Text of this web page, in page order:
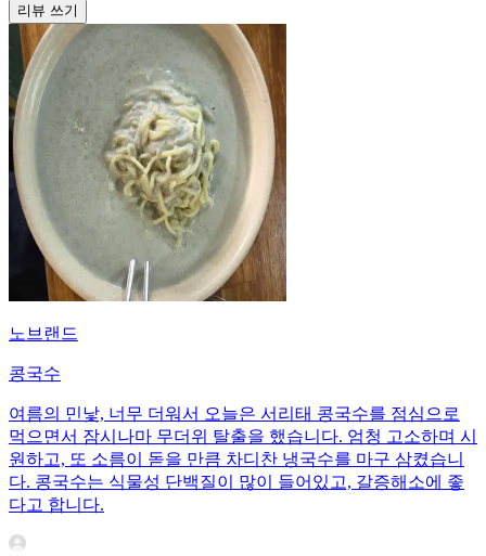
리뷰 쓰기
노브랜드
콩국수
여름의 민낯, 너무 더워서 오늘은 서리태 콩국수를 점심으로
먹으면서 잠시나마 무더위 탈출을 했습니다. 엄청 고소하며 시
원하고, 또 소름이 돋을 만큼 차디찬 냉국수를 마구 삼켰습니
다. 콩국수는 식물성 단백질이 많이 들어있고, 갈증해소에 좋
다고 합니다.